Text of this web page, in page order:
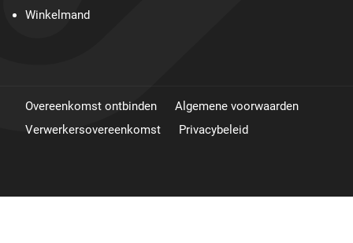
Winkelmand
Overeenkomst ontbinden
Algemene voorwaarden
Verwerkersovereenkomst
Privacybeleid